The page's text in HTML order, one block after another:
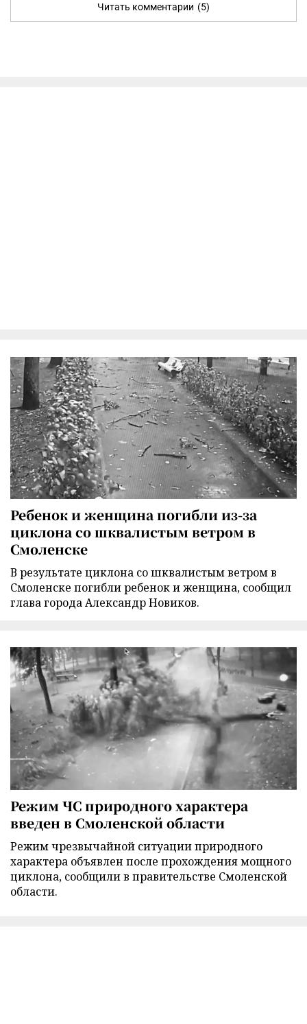
Читать комментарии (5)
Ребенок и женщина погибли из-за
циклона со шквалистым ветром в
Смоленске
В результате циклона со шквалистым ветром в
Смоленске погибли ребенок и женщина, сообщил
глава города Александр Новиков.
Режим ЧС природного характера
введен в Смоленской области
Режим чрезвычайной ситуации природного
характера объявлен после прохождения мощного
циклона, сообщили в правительстве Смоленской
области.